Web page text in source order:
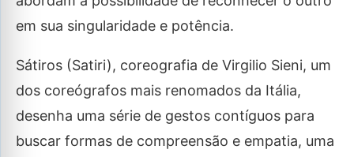
em sua singularidade e potência.
Sátiros (Satiri), coreografia de Virgilio Sieni, um
dos coreógrafos mais renomados da Itália,
desenha uma série de gestos contíguos para
buscar formas de compreensão e empatia, uma